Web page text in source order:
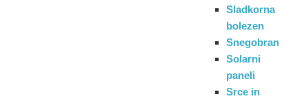
Sladkorna
bolezen
Snegobran
Solarni
paneli
Srce in